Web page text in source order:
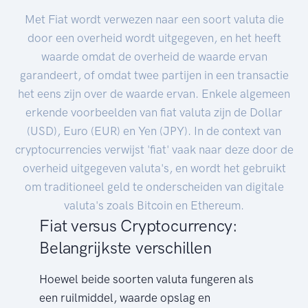
Met Fiat wordt verwezen naar een soort valuta die
door een overheid wordt uitgegeven, en het heeft
waarde omdat de overheid de waarde ervan
garandeert, of omdat twee partijen in een transactie
het eens zijn over de waarde ervan. Enkele algemeen
erkende voorbeelden van fiat valuta zijn de Dollar
(USD), Euro (EUR) en Yen (JPY). In de context van
cryptocurrencies verwijst 'fiat' vaak naar deze door de
overheid uitgegeven valuta's, en wordt het gebruikt
om traditioneel geld te onderscheiden van digitale
valuta's zoals Bitcoin en Ethereum.
Fiat versus Cryptocurrency:
Belangrijkste verschillen
Hoewel beide soorten valuta fungeren als
een ruilmiddel, waarde opslag en